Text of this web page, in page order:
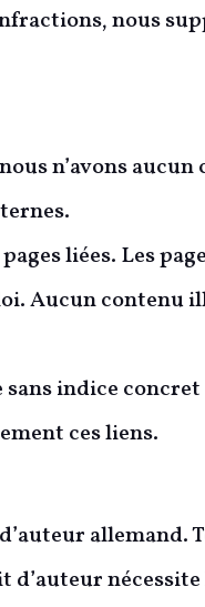
nous
n’avons aucun
liées. Les
Aucun contenu
indice concret
ces liens.
allemand.